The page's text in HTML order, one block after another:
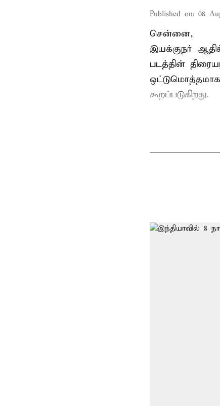
Published on: 08
சென்னை,
இயக்குநர்
படத்தின்
ஒட்டுமொத்தமாக
கூறப்படுகிறது.